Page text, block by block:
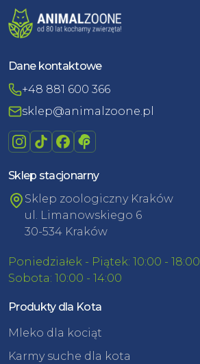
Dane kontaktowe
+48 881 600 366
sklep@animalzoone.pl
Sklep stacjonarny
Sklep zoologiczny Kraków
ul. Limanowskiego 6
30-534 Kraków
Poniedziałek - Piątek: 10:00 - 18:00
Sobota: 10:00 - 14:00
Produkty dla Kota
Mleko dla kociąt
Karmy suche dla kota